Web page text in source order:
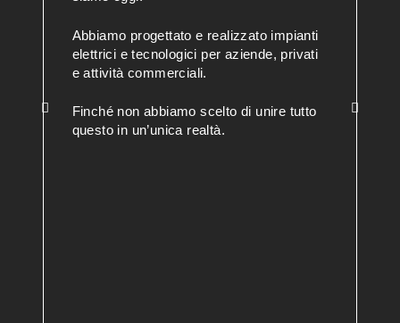
Abbiamo progettato e realizzato impianti
elettrici e tecnologici per aziende, privati
e attività commerciali.
Finché non abbiamo scelto di unire tutto
questo in un’unica realtà.